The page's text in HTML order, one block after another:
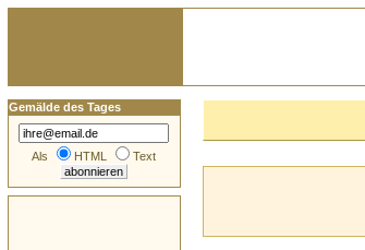
Gemälde des Tages
Als HTML Text